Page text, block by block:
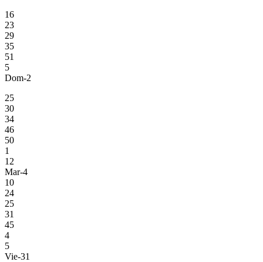
16
23
29
35
51
5
Dom-2
25
30
34
46
50
1
12
Mar-4
10
24
25
31
45
4
5
Vie-31